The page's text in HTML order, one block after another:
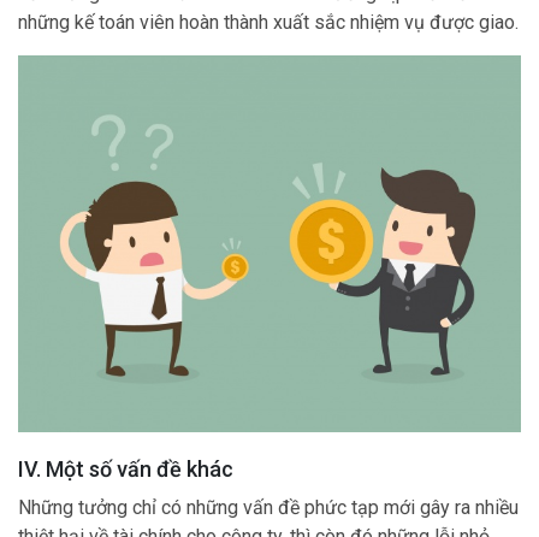
những kế toán viên hoàn thành xuất sắc nhiệm vụ được giao.
IV. Một số vấn đề khác
Những tưởng chỉ có những vấn đề phức tạp mới gây ra nhiều